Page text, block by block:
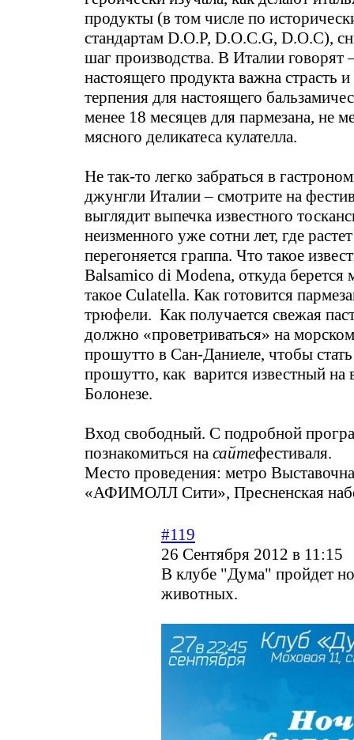
продукты (в том числе по
стандартам D.O.P, D.O.C.G, D.O.C),
шаг производства. В Италии говорят
настоящего продукта важна страсть
терпения для настоящего
менее 18 месяцев для пармезана, не
мясного деликатеса кулателла.
Не так-то легко забраться в
джунгли Италии – смотрите на
выглядит выпечка известного
неизменного уже сотни лет, где
перегоняется граппа. Что такое
Balsamico di Modena, откуда берется
такое Culatella. Как готовится
трюфели. Как получается свежая
должно «проветриваться» на
прошутто в Сан-Даниеле, чтобы
прошутто, как варится известный на
Болонезе.
Вход свободный. С подробной
познакомиться на сайтефестиваля.
Место проведения: метро
«АФИМОЛЛ Сити», Пресненская
#119
26 Сентября 2012 в 11:15
В клубе "Дума" пройдет
животных.